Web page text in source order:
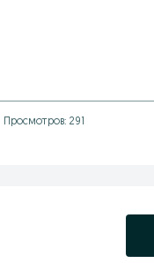
Просмотров: 291